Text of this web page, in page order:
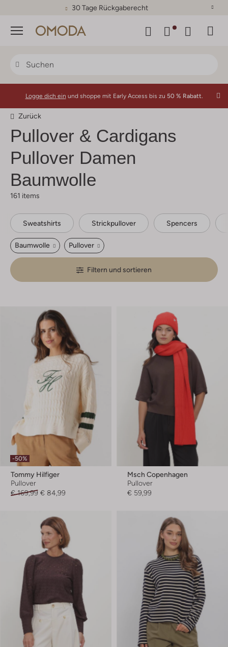
30 Tage Rückgaberecht
Menü
Logge dich ein und shoppe mit Early Access bis zu 50 % Rabatt.
Zurück
Pullover & Cardigans
Pullover Damen
Baumwolle
161 items
Sweatshirts Strickpullover Spencers
Baumwolle Pullover
Filtern und sortieren
-50%
Tommy Hilfiger
Pullover
€ 169,99 € 84,99
Msch Copenhagen
Pullover
€ 59,99